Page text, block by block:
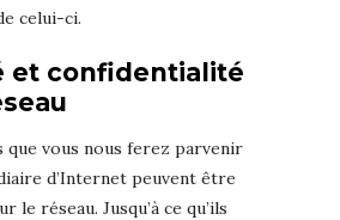
celui-ci.
et confidentialité
que vous nous ferez parvenir
d’Internet peuvent être
le réseau. Jusqu’à ce qu’ils